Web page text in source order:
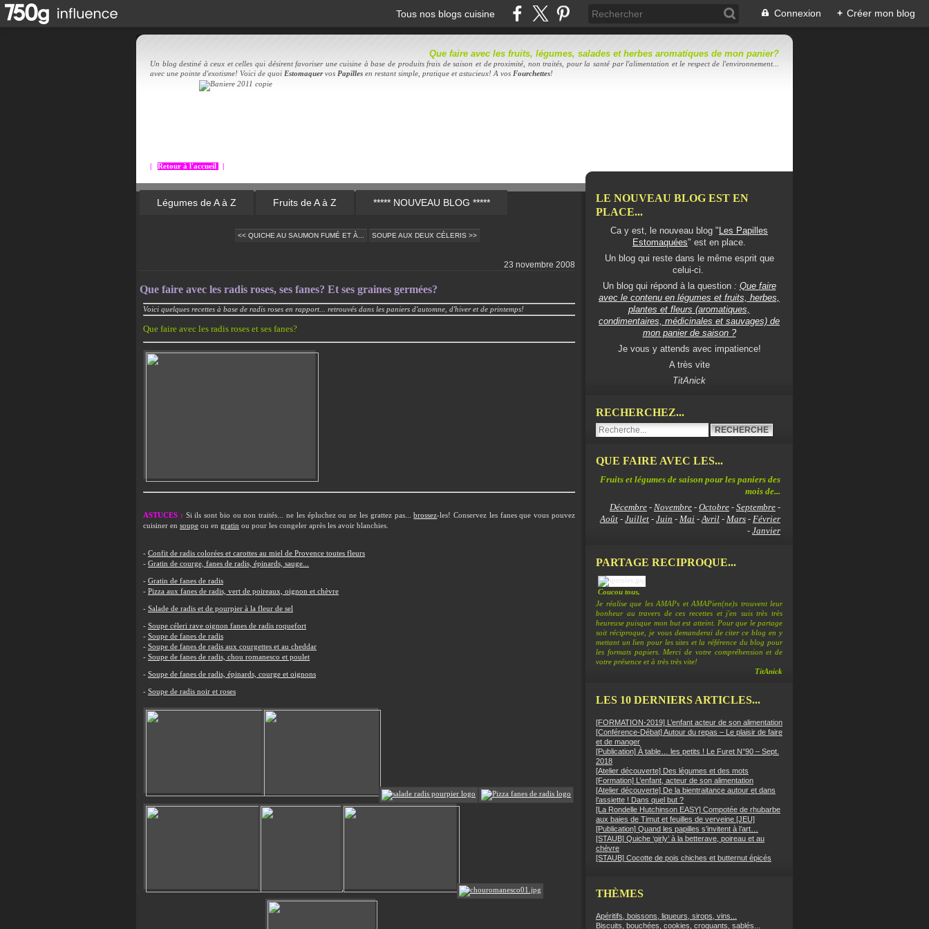
Tous nos blogs cuisine Connexion + Créer mon blog
Que faire avec les fruits, légumes, salades et herbes aromatiques de mon panier?
Un blog destiné à ceux et celles qui désirent favoriser une cuisine à base de produits frais de saison et de proximité, non traités, pour la santé par l'alimentation et le respect de l'environnement...
avec une pointe d'exotisme! Voici de quoi Estomaquervos Papilles en restant simple, pratique et astucieux! A vos Fourchettes!
Retour à l'accueil
Légumes de A à Z Fruits de A à Z ***** NOUVEAU BLOG *****
<< QUICHE AU SAUMON FUMÉ ET À... SOUPE AUX DEUX CÉLERIS >>
23 novembre 2008
Que faire avec les radis roses, ses fanes? Et ses graines germées?
Voici quelques recettes à base de radis roses en rapport... retrouvés dans les paniers d'automne, d'hiver et de printemps!
Que faire avec les radis roses et ses fanes?
ASTUCES : Si ils sont bio ou non traités... ne les épluchez ou ne les grattez pas...brossez-les! Conservez les fanes que vous pouvez
cuisiner en soupe ou en gratin ou pour les congeler après les avoir blanchies.
- Confit de radis colorées et carottes au miel de Provence toutes fleurs
- Gratin de courge, fanes de radis, épinards, sauge...
- Gratin de fanes de radis
- Pizza aux fanes de radis, vert de poireaux, oignon et chèvre
- Salade de radis et de pourpier à la fleur de sel
- Soupe céleri rave oignon fanes de radis roquefort
- Soupe de fanes de radis
- Soupe de fanes de radis aux courgettes et au cheddar
- Soupe de fanes de radis, chou romanesco et poulet
- Soupe de fanes de radis, épinards, courge et oignons
- Soupe de radis noir et roses
LE NOUVEAU BLOG EST EN
PLACE...
Ca y est, le nouveau blog " Les Papilles
Estomaquées" est en place.
Un blog qui reste dans le même esprit que
celui-ci.
Un blog qui répond à la question : Que faire
avec le contenu en légumes et fruits, herbes,
plantes et fleurs (aromatiques,
condimentaires, médicinales et sauvages) de
mon panier de saison ?
Je vous y attends avec impatience!
A très vite
TitAnick
RECHERCHEZ...
QUE FAIRE AVEC LES...
Fruits et légumes de saison pour les paniers des
mois de...
Décembre - Novembre - Octobre - Septembre -
Août - Juillet - Juin - Mai -Avril - Mars - Février
- Janvier
PARTAGE RECIPROQUE...
Coucou tous,
Je réalise que les AMAPs et AMAPien(ne)s trouvent leur
bonheur au travers de ces recettes et j'en suis très très
heureuse puisque mon but est atteint. Pour que le partage
soit réciproque, je vous demanderai de citer ce blog en y
mettant un lien pour les sites et la référence du blog pour
les formats papiers. Merci de votre compréhension et de
votre présence et à très très vite!
TitAnick
LES 10 DERNIERS ARTICLES...
[FORMATION-2019] L’enfant acteur de son alimentation
[Conférence-Débat] Autour du repas – Le plaisir de faire
et de manger
[Publication] À table… les petits ! Le Furet N°90 – Sept.
2018
[Atelier découverte] Des légumes et des mots
[Formation] L’enfant, acteur de son alimentation
[Atelier découverte] De la bientraitance autour et dans
l’assiette ! Dans quel but ?
[La Rondelle Hutchinson EASY] Compotée de rhubarbe
aux baies de Timut et feuilles de verveine [JEU]
[Publication] Quand les papilles s’invitent à l’art…
[STAUB] Quiche ‘girly’ à la betterave, poireau et au
chèvre
[STAUB] Cocotte de pois chiches et butternut épicés
THÈMES
Apéritifs, boissons, liqueurs, sirops, vins...
Biscuits, bouchées, cookies, croquants, sablés...